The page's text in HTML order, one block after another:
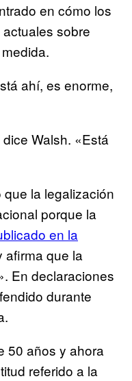
en cómo los
sobre
ahí, es enorme,
Walsh. «Está
la legalización
porque la
en la
afirma que la
En declaraciones
durante
50 años y ahora
referido a la